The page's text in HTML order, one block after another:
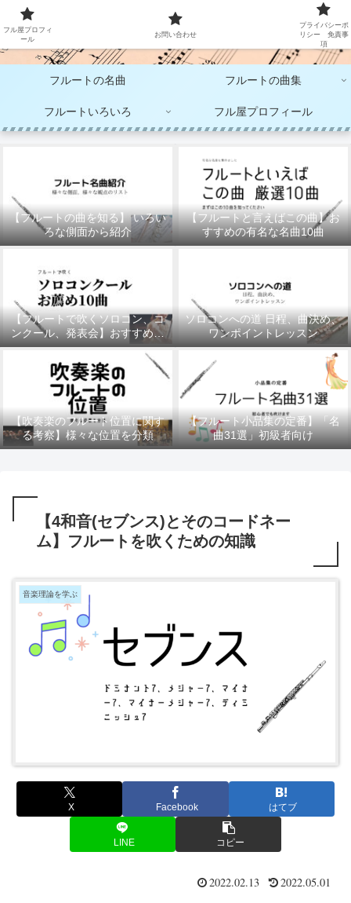
大人のフルート演奏
フルートの名曲 フルートの曲集
フルートいろいろ フル屋プロフィール
【フルートの曲を知る】 いろい
ろな側面から紹介
【フルートと言えばこの曲】お
すすめの有名な名曲10曲
【フルートで吹くソロコン、コ
ンクール、発表会】おすすめの
10曲
ソロコンへの道 日程、曲決め、
ワンポイントレッスン
【吹奏楽のフルート位置に関す
る考察】様々な位置を分類
【フルート小品集の定番】「名
曲31選」初級者向け
【4和音(セブンス)とそのコードネー
ム】フルートを吹くための知識
音楽理論を学ぶ
X Facebook はてブ
LINE コピー
2022.02.13 2022.05.01
フル屋プロフィ
ール
お問い合わせ
プライバシーポ
リシー 免責事
項